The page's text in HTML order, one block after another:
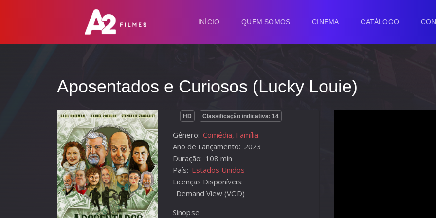
INÍCIO QUEM SOMOS CINEMA CATÁLOGO
Aposentados e Curiosos (Lucky Louie)
HD Classificação indicativa: 14
Gênero: Comédia, Família
Ano de Lançamento: 2023
Duração: 108 min
País: Estados Unidos
Licenças Disponíveis:
Demand View (VOD)
Sinopse: